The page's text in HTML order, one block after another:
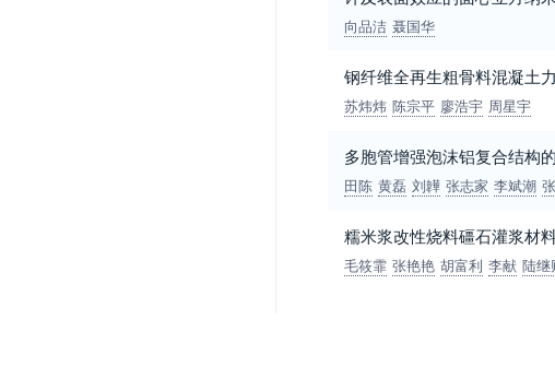
向品洁 聂国华
钢纤维全再生粗骨料混凝土
苏炜炜 陈宗平 廖浩宇 周星宇
多胞管增强泡沫铝复合结构
田陈 黄磊 刘韡 张志家 李斌潮
糯米浆改性烧料礓石灌浆材
毛筱霏 张艳艳 胡富利 李献 陆继